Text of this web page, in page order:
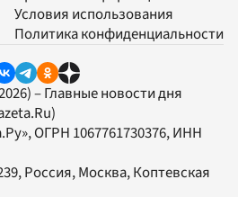
Условия использования
Политика конфиденциальности
– Главные новости дня
, ОГРН 1067761730376, ИНН
Россия, Москва, Коптевская